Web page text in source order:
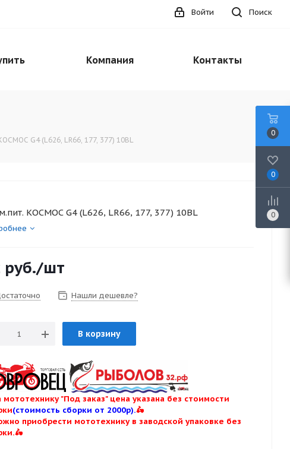
Поиск
Войти
Компания Контакты
G4 (L626, LR66, 177, 377) 10BL
КОСМОС G4 (L626, LR66, 177, 377) 10BL
руб./шт
Нашли дешевле?
В корзину
мототехнику "Под заказ" цена указана без стоимости
(стоимость сборки от 2000р).🛵
приобрести мототехнику в заводской упаковке без
0
0
0